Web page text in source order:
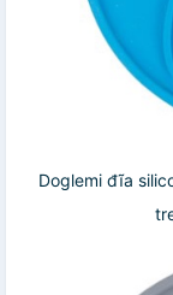
Doglemi đĩa